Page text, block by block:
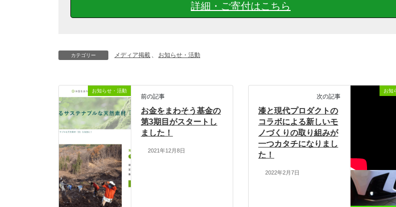
詳細・ご寄付はこちら
カテゴリー メディア掲載 、 お知らせ・活動
お知らせ・活動
前の記事
お金をまわそう基金の
第3期目がスタートし
ました！
2021年12月8日
お知
次の記事
漆と現代プロダクトの
コラボによる新しいモ
ノづくりの取り組みが
一つカタチになりまし
た！
2022年2月7日